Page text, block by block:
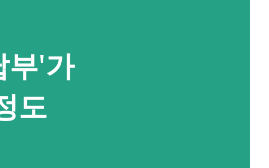
부'가
도